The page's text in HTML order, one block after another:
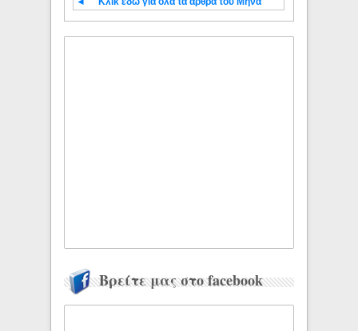
Βρείτε μας στο facebook